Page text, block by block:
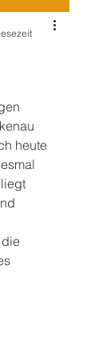
heute